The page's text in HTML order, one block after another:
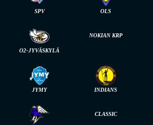
SPV OLS
O2-JYVÄSKYLÄ
NOKIAN KRP
JYMY INDIANS
CLASSIC